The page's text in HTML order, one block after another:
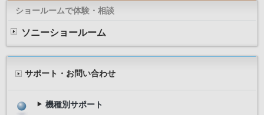
ショールームで体験・相談
ソニーショールーム
サポート・お問い合わせ
機種別サポート